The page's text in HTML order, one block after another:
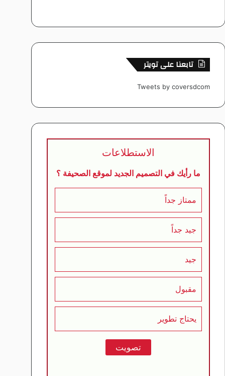
تابعنا على تويتر
Tweets by coversdcom
الاستطلاعات
ما رأيك في التصميم الجديد لموقع الصحيفة ؟
ممتاز جداً
جيد جداً
جيد
مقبول
يحتاج تطوير